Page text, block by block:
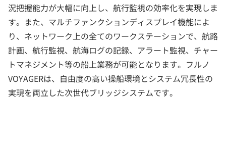
況把握能力が大幅に向上し、航行監視の効率化を実現しま
す。また、マルチファンクションディスプレイ機能によ
り、ネットワーク上の全てのワークステーションで、航路
計画、航行監視、航海ログの記録、アラート監視、チャー
トマネジメント等の船上業務が可能となります。フルノ
VOYAGERは、自由度の高い操船環境とシステム冗長性の
実現を両立した次世代ブリッジシステムです。